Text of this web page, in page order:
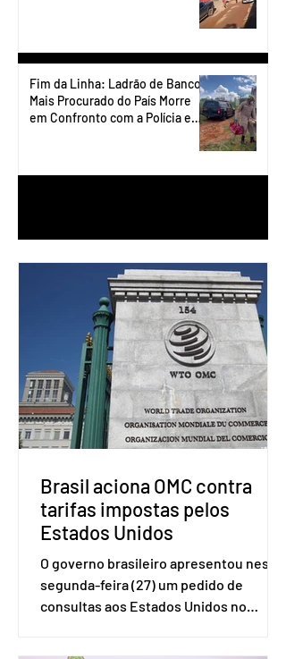
Fim da Linha: Ladrão de Banco
Mais Procurado do País Morre
em Confronto com a Polícia em
Brasil aciona OMC contra
tarifas impostas pelos
Estados Unidos
O governo brasileiro apresentou nesta
segunda-feira (27) um pedido de
consultas aos Estados Unidos no